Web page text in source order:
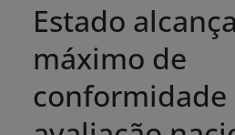
Estado
máximo de
conformidade